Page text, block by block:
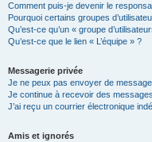
Comment puis-je devenir le
Pourquoi certains groupes
Qu’est-ce qu’un « groupe
Qu’est-ce que le lien « L’équipe » ?
Messagerie privée
Je ne peux pas envoyer de
Je continue à recevoir des
J’ai reçu un courrier électronique
Amis et ignorés